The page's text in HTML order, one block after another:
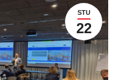
STU
22